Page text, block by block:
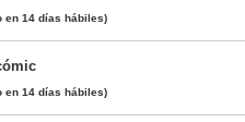
en 14 días hábiles)
en 14 días hábiles)